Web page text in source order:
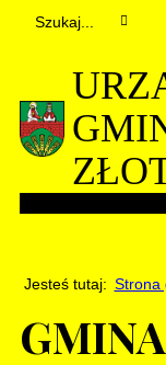
Jesteś tutaj: Strona